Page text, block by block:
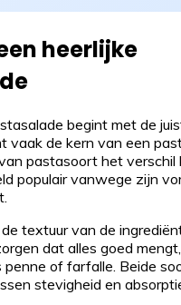
heerlijke
begint met de
vaak de kern van een
pastasoort het verschil
populair vanwege zijn
textuur van de
dat alles goed
penne of farfalle. Beide
stevigheid en